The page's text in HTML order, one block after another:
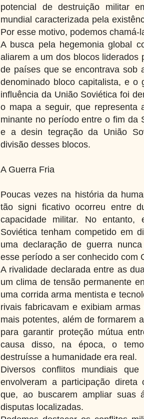
potencial de destruição militar
mundial caracterizada pela
Por esse motivo, podemos chamá-
A busca pela hegemonia global
aliarem a um dos blocos liderados
de países que se encontrava sob
denominado bloco capitalista, e
influência da União Soviética foi
o mapa a seguir, que representa
minante no período entre o fim da
e a desin tegração da União
divisão desses blocos.
A Guerra Fria
Poucas vezes na história da
tão signi ficativo ocorreu entre
capacidade militar. No entanto,
Soviética tenham competido em
uma declaração de guerra
esse período a ser conhecido com
A rivalidade declarada entre as
um clima de tensão permanente
uma corrida arma mentista e
rivais fabricavam e exibiam
mais potentes, além de formarem
para garantir proteção mútua
causa disso, na época, o
destruísse a humanidade era real.
Diversos conflitos mundiais
envolveram a participação direta
que, ao buscarem ampliar suas
disputas localizadas.